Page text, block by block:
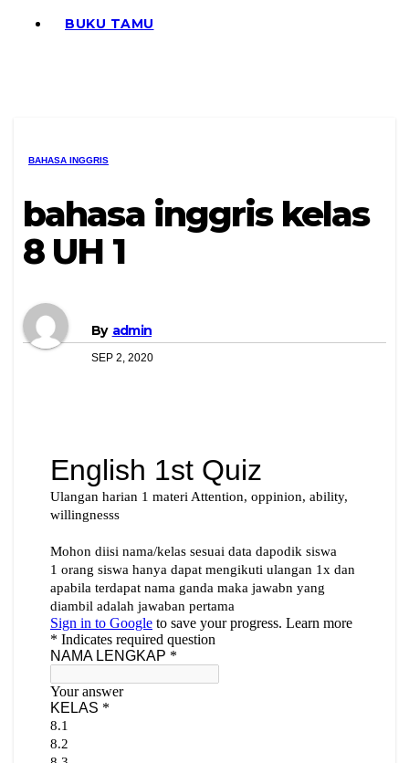
BUKU TAMU
BAHASA INGGRIS
bahasa inggris kelas
8 UH 1
By admin
SEP 2, 2020